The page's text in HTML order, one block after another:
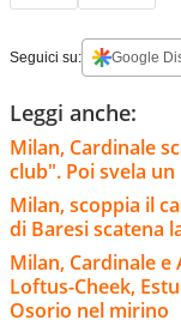
Seguici su: Google
Leggi anche:
Milan, Cardinale
club". Poi svela
Milan, scoppia il
di Baresi scatena
Milan, Cardinale
Loftus-Cheek,
Osorio nel mirino